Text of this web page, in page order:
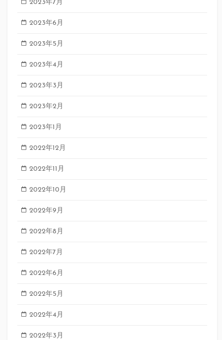
2023年7月
2023年6月
2023年5月
2023年4月
2023年3月
2023年2月
2023年1月
2022年12月
2022年11月
2022年10月
2022年9月
2022年8月
2022年7月
2022年6月
2022年5月
2022年4月
2022年3月